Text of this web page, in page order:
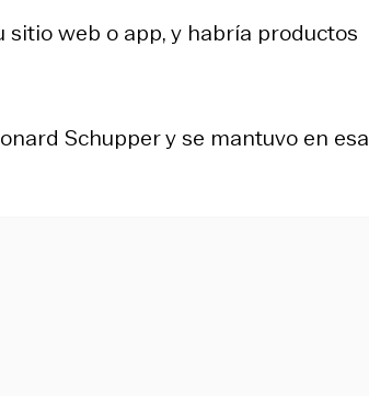
sitio web o app, y habría productos
Schupper y se mantuvo en esa